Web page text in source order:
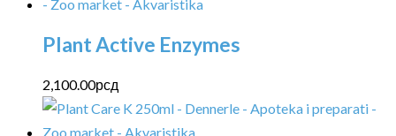
Plant Active Enzymes
2,100.00рсд